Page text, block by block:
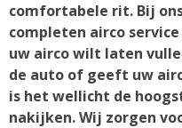
comfortabele rit. Bij
completen airco
uw airco wilt laten
de auto of geeft uw
is het wellicht de
nakijken. Wij zorgen